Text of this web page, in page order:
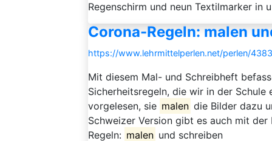
Regenschirm und neun Textilmarker in
Corona-Regeln: malen
https://www.lehrmittelperlen.net/perlen/
Mit diesem Mal- und Schreibheft
Sicherheitsregeln, die wir in der
vorgelesen, sie malen die Bilder dazu
Schweizer Version gibt es auch mit
Regeln: malen und schreiben